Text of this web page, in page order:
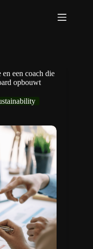
een coach die
opbouwt